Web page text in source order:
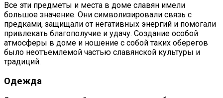
Все эти предметы и места в доме славян имели
большое значение. Они символизировали связь с
предками, защищали от негативных энергий и помогали
привлекать благополучие и удачу. Создание особой
атмосферы в доме и ношение с собой таких оберегов
было неотъемлемой частью славянской культуры и
традиций.
Одежда